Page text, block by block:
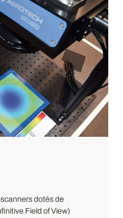
dotés de
Field of View)